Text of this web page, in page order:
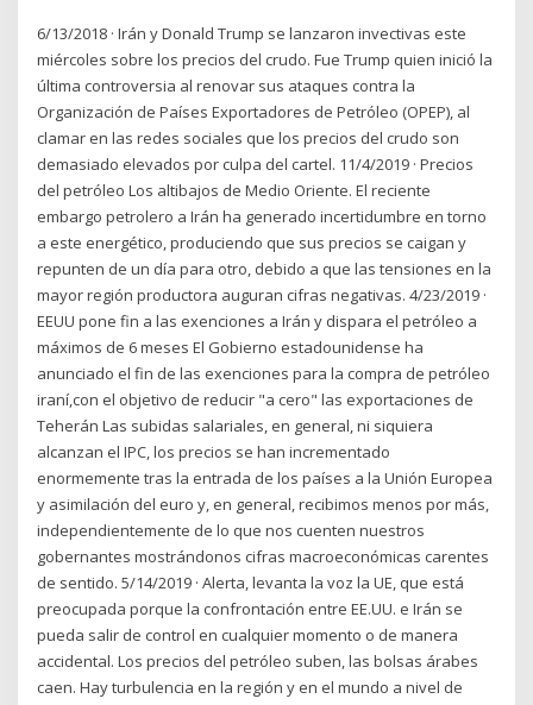
6/13/2018 · Irán y Donald Trump se lanzaron invectivas este
miércoles sobre los precios del crudo. Fue Trump quien inició la
última controversia al renovar sus ataques contra la
Organización de Países Exportadores de Petróleo (OPEP), al
clamar en las redes sociales que los precios del crudo son
demasiado elevados por culpa del cartel. 11/4/2019 · Precios
del petróleo Los altibajos de Medio Oriente. El reciente
embargo petrolero a Irán ha generado incertidumbre en torno
a este energético, produciendo que sus precios se caigan y
repunten de un día para otro, debido a que las tensiones en la
mayor región productora auguran cifras negativas. 4/23/2019 ·
EEUU pone fin a las exenciones a Irán y dispara el petróleo a
máximos de 6 meses El Gobierno estadounidense ha
anunciado el fin de las exenciones para la compra de petróleo
iraní,con el objetivo de reducir "a cero" las exportaciones de
Teherán Las subidas salariales, en general, ni siquiera
alcanzan el IPC, los precios se han incrementado
enormemente tras la entrada de los países a la Unión Europea
y asimilación del euro y, en general, recibimos menos por más,
independientemente de lo que nos cuenten nuestros
gobernantes mostrándonos cifras macroeconómicas carentes
de sentido. 5/14/2019 · Alerta, levanta la voz la UE, que está
preocupada porque la confrontación entre EE.UU. e Irán se
pueda salir de control en cualquier momento o de manera
accidental. Los precios del petróleo suben, las bolsas árabes
caen. Hay turbulencia en la región y en el mundo a nivel de